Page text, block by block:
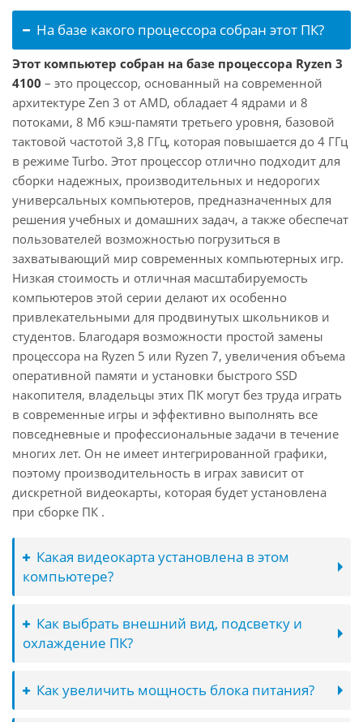
На базе какого процессора собран этот ПК?
Этот компьютер собран на базе процессора Ryzen 3
4100 – это процессор, основанный на современной
архитектуре Zen 3 от AMD, обладает 4 ядрами и 8
потоками, 8 Мб кэш-памяти третьего уровня, базовой
тактовой частотой 3,8 ГГц, которая повышается до 4 ГГц
в режиме Turbo. Этот процессор отлично подходит для
сборки надежных, производительных и недорогих
универсальных компьютеров, предназначенных для
решения учебных и домашних задач, а также обеспечат
пользователей возможностью погрузиться в
захватывающий мир современных компьютерных игр.
Низкая стоимость и отличная масштабируемость
компьютеров этой серии делают их особенно
привлекательными для продвинутых школьников и
студентов. Благодаря возможности простой замены
процессора на Ryzen 5 или Ryzen 7, увеличения объема
оперативной памяти и установки быстрого SSD
накопителя, владельцы этих ПК могут без труда играть
в современные игры и эффективно выполнять все
повседневные и профессиональные задачи в течение
многих лет. Он не имеет интегрированной графики,
поэтому производительность в играх зависит от
дискретной видеокарты, которая будет установлена
при сборке ПК .
Какая видеокарта установлена в этом
компьютере?
Как выбрать внешний вид, подсветку и
охлаждение ПК?
Как увеличить мощность блока питания?